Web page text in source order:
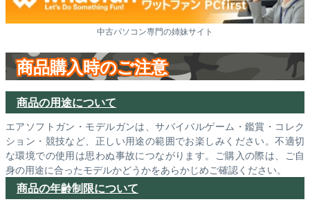
中古パソコン専門の姉妹サイト
商品購入時のご注意
商品の用途について
エアソフトガン・モデルガンは、サバイバルゲーム・鑑賞・コレク
ション・競技など、正しい用途の範囲でお楽しみください。不適切
な環境での使用は思わぬ事故につながります。ご購入の際は、ご自
身の用途に合ったモデルかどうかをあらかじめご確認ください。
商品の年齢制限について